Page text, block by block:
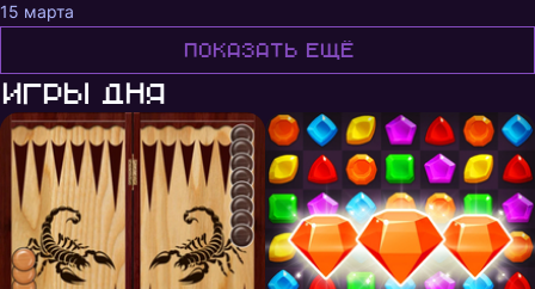
15 марта
Показать ещё
Игры дня